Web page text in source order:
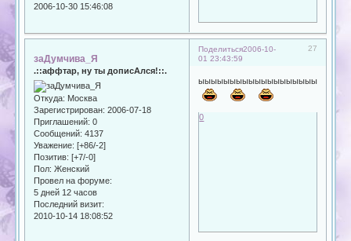
2006-10-30 15:46:08
Поделиться 27
2006-10-
01 23:43:59
заДумчива_Я
.::аффтар, ну ты дописАлся!::.
Откуда: Москва
Зарегистрирован: 2006-07-18
Приглашений: 0
Сообщений: 4137
Уважение: [+86/-2]
Позитив: [+7/-0]
Пол: Женский
Провел на форуме:
5 дней 12 часов
Последний визит:
2010-10-14 18:08:52
ыыыыыыыыыыыыыыыыыыыыыыы
0